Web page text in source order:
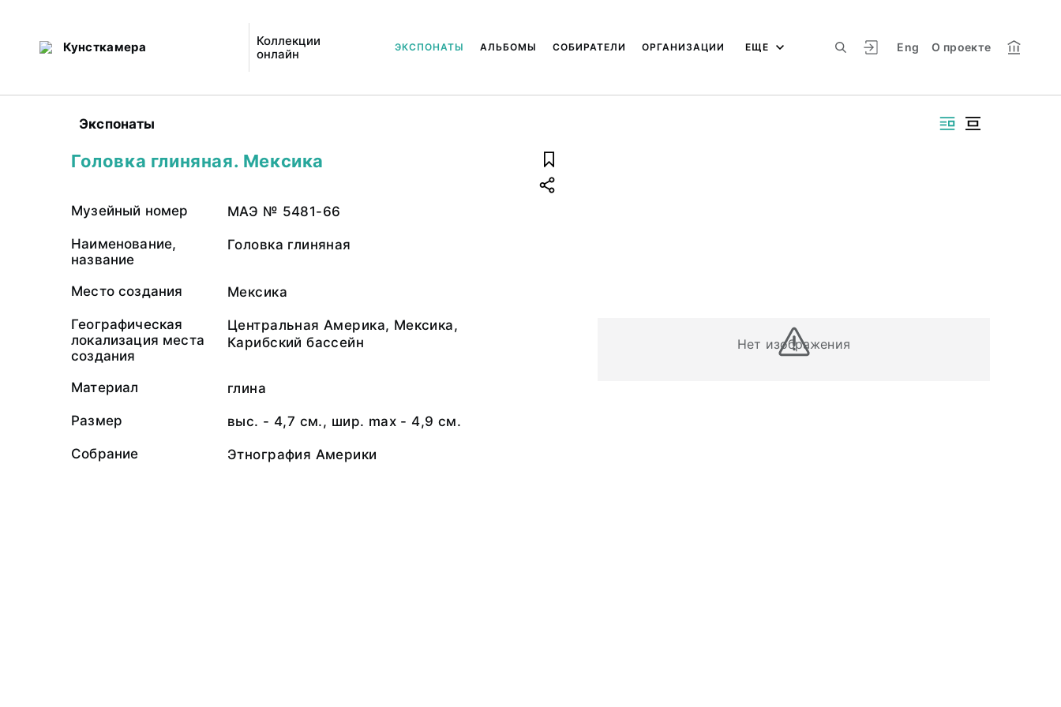
Кунсткамера
Коллекции
онлайн
Eng О проекте
ЭКСПОНАТЫ АЛЬБОМЫ СОБИРАТЕЛИ ОРГАНИЗАЦИИ ЕЩЕ
Экспонаты
Нет изображения
Головка глиняная. Мексика
Музейный номер МАЭ № 5481-66
Наименование,
название
Головка глиняная
Место создания Мексика
Географическая
локализация места
создания
Центральная Америка, Мексика,
Карибский бассейн
Материал глина
Размер выс. - 4,7 см., шир. max - 4,9 см.
Собрание Этнография Америки